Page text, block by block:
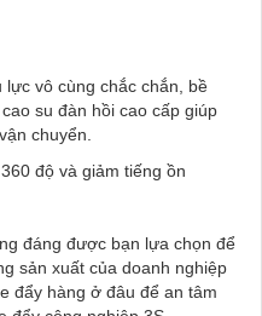
vô cùng chắc chắn, bề
su đàn hồi cao cấp giúp
chuyển.
độ và giảm tiếng ồn
đáng được bạn lựa chọn để
sản xuất của doanh nghiệp
đẩy hàng ở đâu để an tâm